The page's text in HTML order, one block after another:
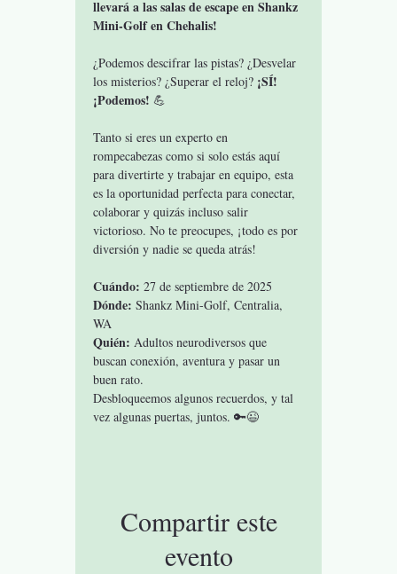
llevará a las salas de escape en Shankz
Mini-Golf en Chehalis!
¿Podemos descifrar las pistas? ¿Desvelar
los misterios? ¿Superar el reloj? ¡SÍ!
¡Podemos! 💪
Tanto si eres un experto en
rompecabezas como si solo estás aquí
para divertirte y trabajar en equipo, esta
es la oportunidad perfecta para conectar,
colaborar y quizás incluso salir
victorioso. No te preocupes, ¡todo es por
diversión y nadie se queda atrás!
Cuándo: 27 de septiembre de 2025
Dónde: Shankz Mini-Golf, Centralia,
WA
Quién: Adultos neurodiversos que
buscan conexión, aventura y pasar un
buen rato.
Desbloqueemos algunos recuerdos, y tal
vez algunas puertas, juntos. 🔑😉
Compartir este
evento